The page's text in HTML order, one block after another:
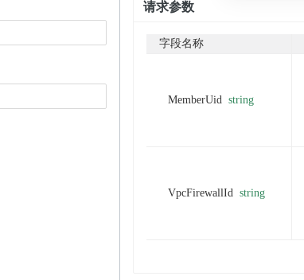
请求参数
字段名称
MemberUid string
VpcFirewallId string